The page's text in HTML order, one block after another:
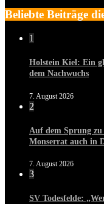
Beliebte Beiträge
1
Holstein Kiel: Ein
dem Nachwuchs
7. August 2026
2
Auf dem Sprung
Monserrat auch in
7. August 2026
3
SV Todesfelde: